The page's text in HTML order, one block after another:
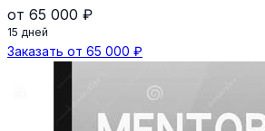
от 65 000 ₽
15 дней
Заказать от 65 000 ₽